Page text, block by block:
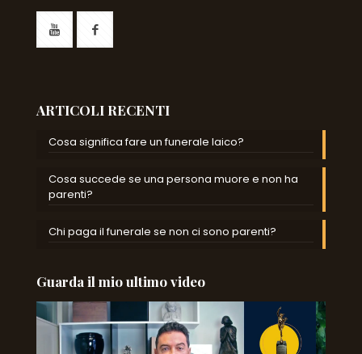
ARTICOLI RECENTI
Cosa significa fare un funerale laico?
Cosa succede se una persona muore e non ha
parenti?
Chi paga il funerale se non ci sono parenti?
Guarda il mio ultimo video